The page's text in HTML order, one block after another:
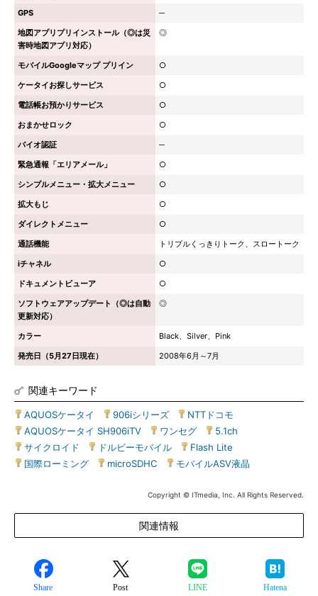
GPS
─
地図アプリプリインストール（◎は災
害時地図アプリ対応）
◎
モバイルGoogleマップ プリイン
○
ケータイお探しサービス
○
電話帳お預かりサービス
○
おまかせロック
○
バイオ認証
─
緊急通報「エリアメール」
○
シンプルメニュー・拡大メニュー
○
拡大もじ
○
ダイレクトメニュー
○
通話機能
トリプルくっきりトーク、スロートーク
iチャネル
○
ドキュメントビューア
○
ソフトウェアアップデート（◎は自動
更新対応）
◎
カラー
Black、Silver、Pink
発売日（5月27日現在）
2008年6月～7月
関連キーワード
AQUOSケータイ 906iシリーズ NTTドコモ
AQUOSケータイ SH906iTV
ワンセグ 5.1ch
サイクロイド
ドルビーモバイル Flash Lite
国際ローミング
microSDHC モバイルASV液晶
Copyright © ITmedia, Inc. All Rights Reserved.
関連情報
Share Post LINE Hatena